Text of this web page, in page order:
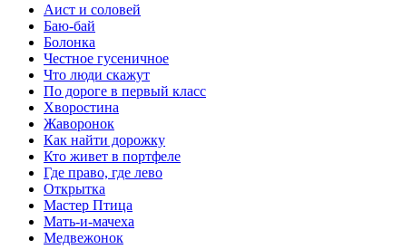
Аист и соловей
Баю-бай
Болонка
Честное гусеничное
Что люди скажут
По дороге в первый класс
Хворостина
Жаворонок
Как найти дорожку
Кто живет в портфеле
Где право, где лево
Открытка
Мастер Птица
Мать-и-мачеха
Медвежонок